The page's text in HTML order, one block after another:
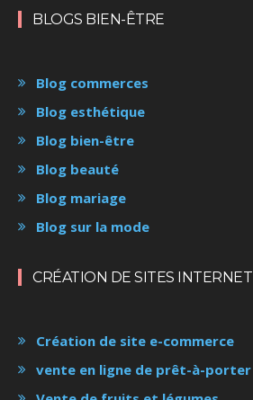
BLOGS BIEN-ÊTRE
Blog commerces
Blog esthétique
Blog bien-être
Blog beauté
Blog mariage
Blog sur la mode
CRÉATION DE SITES INTERNET
Création de site e-commerce
vente en ligne de prêt-à-porter